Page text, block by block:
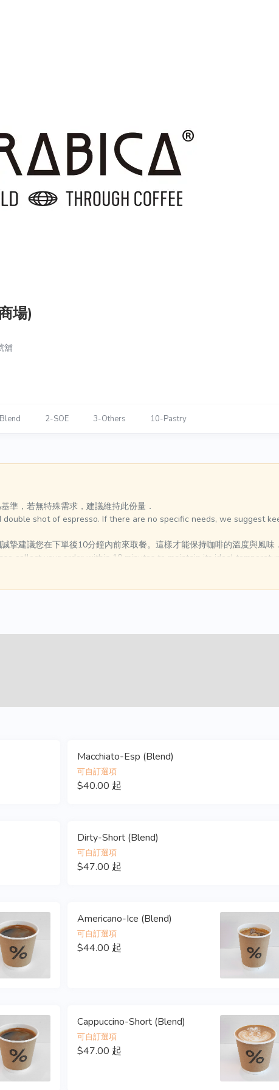
場)
舖
2-SOE 3-Others 10-Pastry
準，若無特殊需求，建議維持此份量．
shot of espresso. If there are no specific needs, we suggest
摯建議您在下單後10分鐘內前來取餐。這樣才能保持咖啡的溫度與風味．
collect your order within 10 minutes to maintain its ideal
Macchiato-Esp (Blend)
可自訂選項
$40.00 起
Dirty-Short (Blend)
可自訂選項
$47.00 起
Americano-Ice (Blend)
可自訂選項
$44.00 起
Cappuccino-Short (Blend)
可自訂選項
$47.00 起